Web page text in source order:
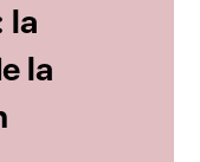
la
la